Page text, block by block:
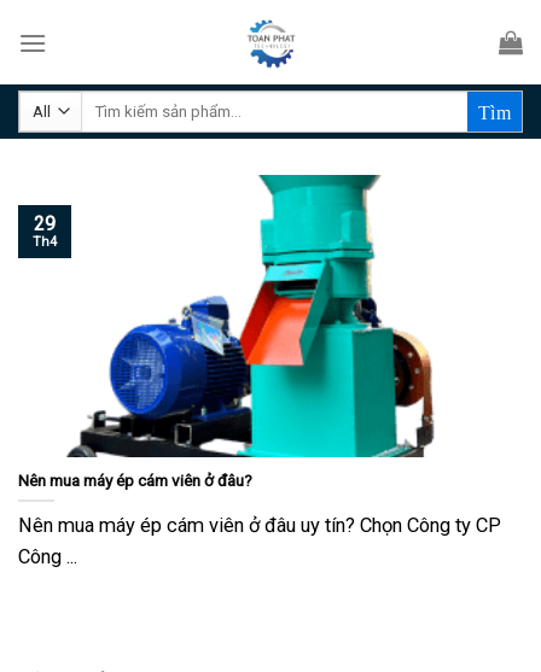
Tìm
Nên mua máy ép cám viên ở đâu?
Nên mua máy ép cám viên ở đâu uy tín? Chọn Công ty CP
Công ...
29
Th4